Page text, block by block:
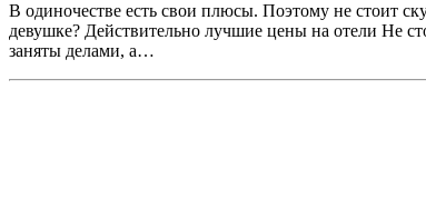
В одиночестве есть свои плюсы. Поэтому не стоит
девушке? Действительно лучшие цены на отели Не
заняты делами, а…